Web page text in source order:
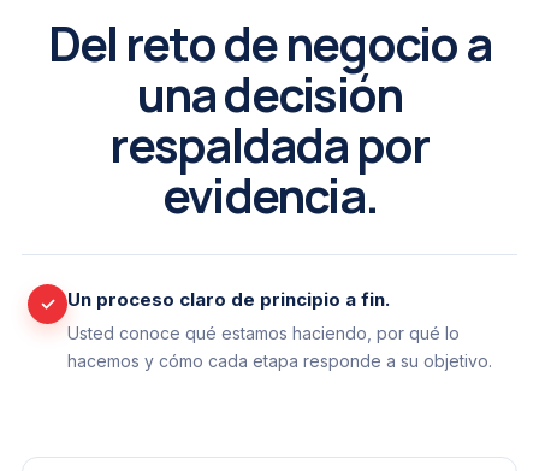
Del reto de negocio a
una decisión
respaldada por
evidencia.
✓ Un proceso claro de principio a fin.
Usted conoce qué estamos haciendo, por qué lo
hacemos y cómo cada etapa responde a su objetivo.